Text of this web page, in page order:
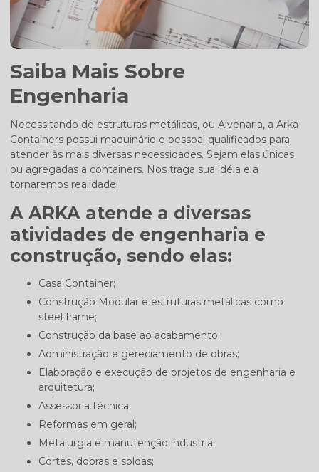
Saiba Mais Sobre
Engenharia
Necessitando de estruturas metálicas, ou Alvenaria, a Arka
Containers possui maquinário e pessoal qualificados para
atender às mais diversas necessidades. Sejam elas únicas
ou agregadas a containers. Nos traga sua idéia e a
tornaremos realidade!
A ARKA atende a diversas
atividades de engenharia e
construção, sendo elas:
Casa Container;
Construção Modular e estruturas metálicas como
steel frame;
Construção da base ao acabamento;
Administração e gereciamento de obras;
Elaboração e execução de projetos de engenharia e
arquitetura;
Assessoria técnica;
Reformas em geral;
Metalurgia e manutenção industrial;
Cortes, dobras e soldas;